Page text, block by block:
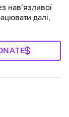
навʼязливої
далі,